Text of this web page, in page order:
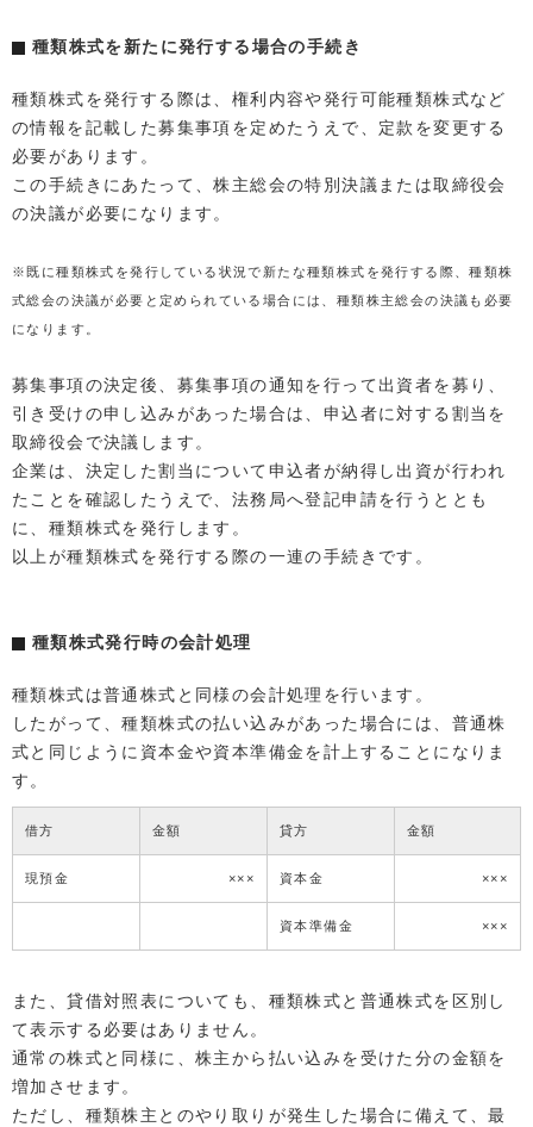
種類株式を新たに発行する場合の手続き
種類株式を発行する際は、権利内容や発行可能種類株式など
の情報を記載した募集事項を定めたうえで、定款を変更する
必要があります。
この手続きにあたって、株主総会の特別決議または取締役会
の決議が必要になります。
※既に種類株式を発行している状況で新たな種類株式を発行する際、種類株
式総会の決議が必要と定められている場合には、種類株主総会の決議も必要
になります。
募集事項の決定後、募集事項の通知を行って出資者を募り、
引き受けの申し込みがあった場合は、申込者に対する割当を
取締役会で決議します。
企業は、決定した割当について申込者が納得し出資が行われ
たことを確認したうえで、法務局へ登記申請を行うととも
に、種類株式を発行します。
以上が種類株式を発行する際の一連の手続きです。
種類株式発行時の会計処理
種類株式は普通株式と同様の会計処理を行います。
したがって、種類株式の払い込みがあった場合には、普通株
式と同じように資本金や資本準備金を計上することになりま
す。
借方 金額 貸方 金額
現預金 ××× 資本金 ×××
資本準備金 ×××
また、貸借対照表についても、種類株式と普通株式を区別し
て表示する必要はありません。
通常の株式と同様に、株主から払い込みを受けた分の金額を
増加させます。
ただし、種類株主とのやり取りが発生した場合に備えて、最